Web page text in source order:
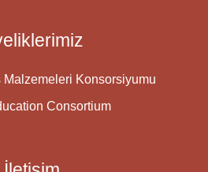
Malzemeleri Konsorsiyumu
Consortium